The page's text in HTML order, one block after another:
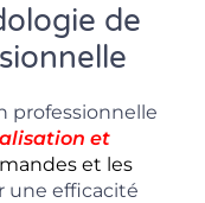
de
professionnelle
et
et les
une efficacité